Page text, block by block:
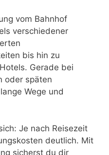
vom Bahnhof
verschiedener
bis hin zu
Gerade bei
oder späten
Wege und
Je nach Reisezeit
deutlich. Mit
sicherst du dir